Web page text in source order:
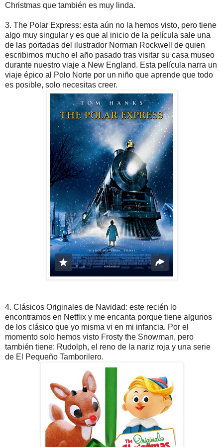
Christmas que también es muy linda.
3. The Polar Express: esta aún no la hemos visto, pero tiene
algo muy singular y es que al inicio de la película sale una
de las portadas del ilustrador Norman Rockwell de quien
escribimos mucho el año pasado tras visitar su casa museo
durante nuestro viaje a New England. Esta película narra un
viaje épico al Polo Norte por un niño que aprende que todo
es posible, solo necesitas creer.
4. Clásicos Originales de Navidad: este recién lo
encontramos en Netflix y me encanta porque tiene algunos
de los clásico que yo misma vi en mi infancia. Por el
momento solo hemos visto Frosty the Snowman, pero
también tiene: Rudolph, el reno de la nariz roja y una serie
de El Pequeño Tamborilero.